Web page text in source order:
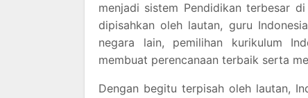
menjadi sistem Pendidikan terbesar
dipisahkan oleh lautan, guru
negara lain, pemilihan kurikulum
membuat perencanaan terbaik serta
Dengan begitu terpisah oleh lautan,